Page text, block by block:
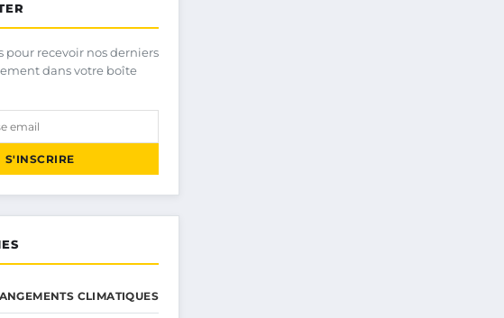
pour recevoir nos derniers
dans votre boîte
S'INSCRIRE
CLIMATIQUES